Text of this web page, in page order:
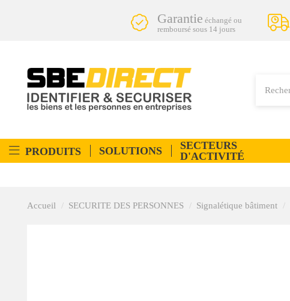
Garantie échangé ou
remboursé sous 14 jours
PRODUITS SOLUTIONS
SECTEURS
D'ACTIVITÉ
Accueil SECURITE DES PERSONNES Signalétique bâtiment